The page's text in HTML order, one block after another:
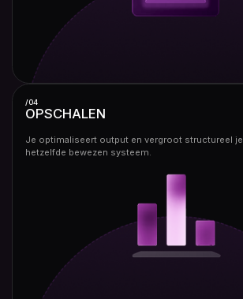
/04
OPSCHALEN
Je optimaliseert output en vergroot structureel
hetzelfde bewezen systeem.